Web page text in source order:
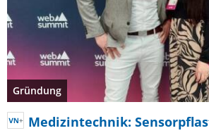
Gründung
Medizintechnik: